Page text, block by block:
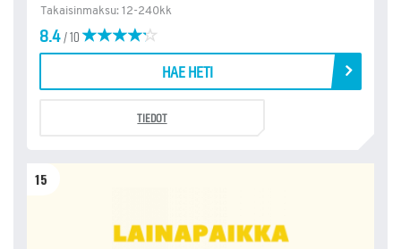
Takaisinmaksu: 12-240kk
8.4/ 10
HAE HETI
TIEDOT
15